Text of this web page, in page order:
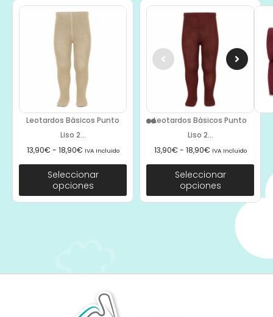
Leotardos Básicos Punto
Liso 2...
13,90€ - 18,90€ IVA Incluido
Seleccionar
opciones
Leotardos Básicos Punto
Liso 2...
13,90€ - 18,90€ IVA Incluido
Seleccionar
opciones